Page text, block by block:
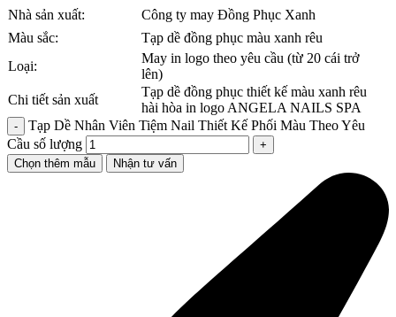
Nhà sản xuất:
Công ty may Đồng Phục Xanh
Màu sắc:
Tạp dề đồng phục màu xanh rêu
Loại:
May in logo theo yêu cầu (từ 20 cái trở
lên)
Chi tiết sản xuất
Tạp dề đồng phục thiết kế màu xanh rêu
hài hòa in logo ANGELA NAILS SPA
Tạp Dề Nhân Viên Tiệm Nail Thiết Kế Phối Màu Theo Yêu
Cầu số lượng
Chọn thêm mẫu Nhận tư vấn